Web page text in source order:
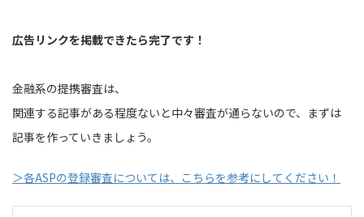
広告リンクを掲載できたら完了です！
金融系の提携審査は、
関連する記事がある程度ないと中々審査が通らないので、まずは
記事を作っていきましょう。
＞各ASPの登録審査については、こちらを参考にしてください！